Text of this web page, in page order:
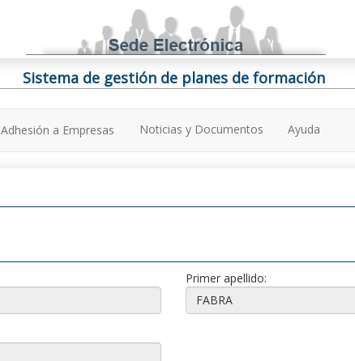
Sistema de gestión de planes de formación
Adhesión a Empresas Noticias y Documentos Ayuda
Primer apellido: